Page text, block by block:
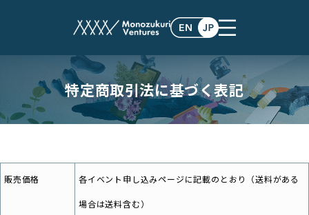
特定商取引法に基づく表記
販売価格 各イベント申し込みページに記載のとおり（送料がある
場合は送料含む）